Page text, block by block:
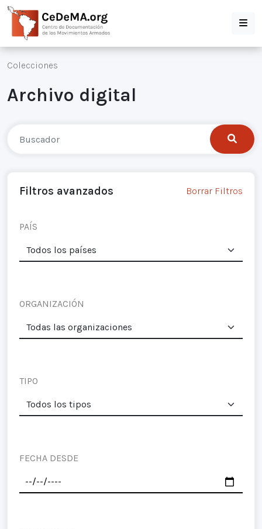
Colecciones
Archivo digital
Filtros avanzados Borrar Filtros
PAÍS
ORGANIZACIÓN
TIPO
FECHA DESDE